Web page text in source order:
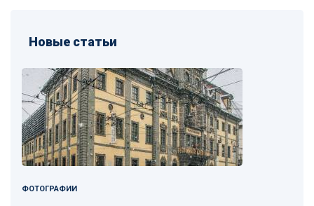
Новые статьи
ФОТОГРАФИИ